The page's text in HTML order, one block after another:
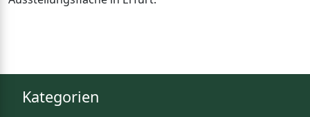
Kategorien